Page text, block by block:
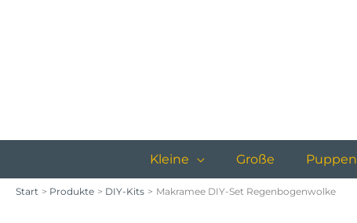
Kleine Große Puppen
Start Produkte DIY-Kits Makramee DIY-Set Regenbogenwolke